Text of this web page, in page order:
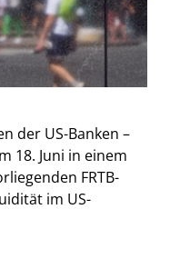
der US-Banken –
18. Juni in einem
FRTB-
im US-